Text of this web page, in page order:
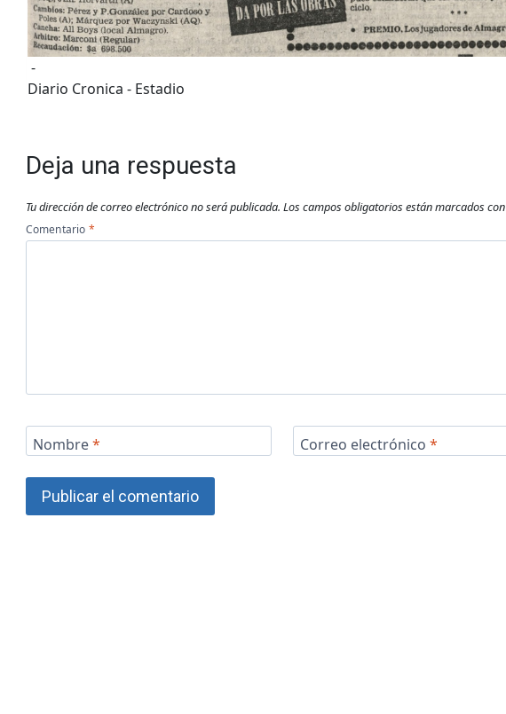
-
Diario Cronica - Estadio
Deja una respuesta
Tu dirección de correo electrónico no será publicada. Los campos obligatorios están marcados con
Comentario *
Nombre* Correo electrónico *